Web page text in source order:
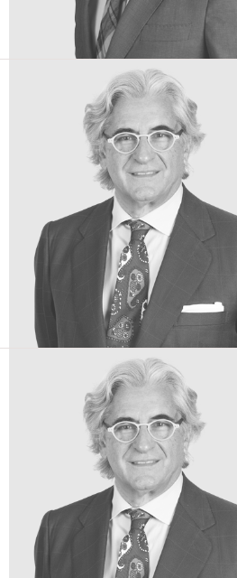
legales.
básica sobre privacidad: El
derecho a acceder, rectificar y suprimir
web